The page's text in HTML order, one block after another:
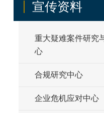
宣传资料
重大疑难案件研究
心
合规研究中心
企业危机应对中心